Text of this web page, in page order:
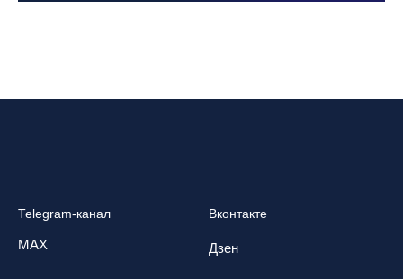
Telegram-канал Вконтакте
MAX Дзен